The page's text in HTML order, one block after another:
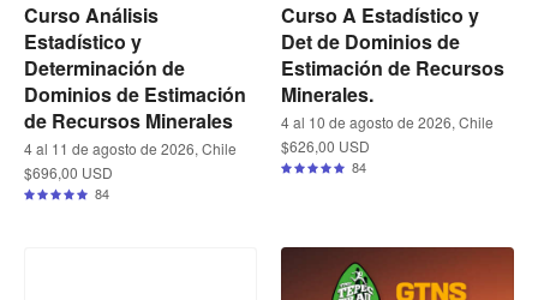
Curso Análisis
Estadístico y
Determinación de
Dominios de Estimación
de Recursos Minerales
4 al 11 de agosto de 2026, Chile
$696,00 USD
84
Curso A Estadístico y
Det de Dominios de
Estimación de Recursos
Minerales.
4 al 10 de agosto de 2026, Chile
$626,00 USD
84